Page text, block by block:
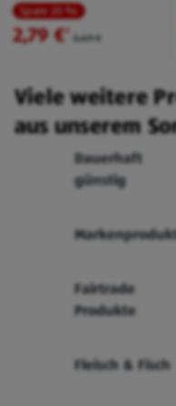
Spare 20 %
2,79 €² 3,49 €
Viele weitere
aus unserem
Dauerhaft
günstig
Fairtrade
Produkte
Fleisch & Fisch